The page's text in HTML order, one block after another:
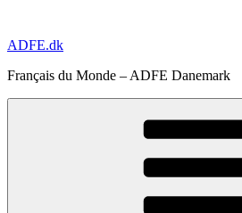
contenu
ADFE.dk
Français du Monde – ADFE Danemark